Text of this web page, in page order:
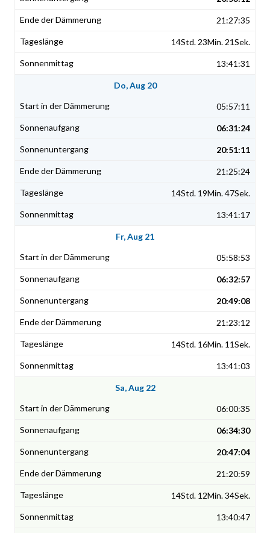
21:27:35
14Std. 23Min. 21Sek.
13:41:31
Do, Aug 20
05:57:11
06:31:24
20:51:11
21:25:24
14Std. 19Min. 47Sek.
13:41:17
Fr, Aug 21
05:58:53
06:32:57
20:49:08
21:23:12
14Std. 16Min. 11Sek.
13:41:03
Sa, Aug 22
06:00:35
06:34:30
20:47:04
21:20:59
14Std. 12Min. 34Sek.
13:40:47